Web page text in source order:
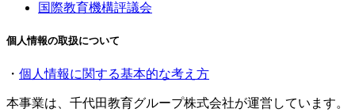
国際教育機構評議会
個人情報の取扱について
・ 個人情報に関する基本的な考え方
本事業は、千代田教育グループ株式会社が運営しています。